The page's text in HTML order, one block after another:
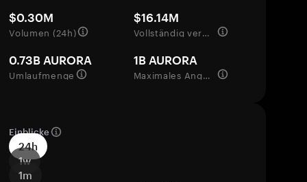
$0.30M
Volumen (24h)
$16.14M
Vollständig verwässerte Bewertung
0.73B AURORA
Umlaufmenge
1B AURORA
Maximales Angebot
Einblicke
24h
1w
1m